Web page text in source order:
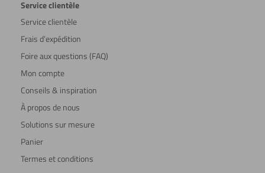
Service clientèle
Service clientèle
Frais d’expédition
Foire aux questions (FAQ)
Mon compte
Conseils & inspiration
À propos de nous
Solutions sur mesure
Panier
Termes et conditions